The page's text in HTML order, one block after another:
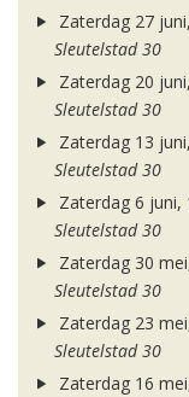
Zaterdag 27
Sleutelstad 30
Zaterdag 20
Sleutelstad 30
Zaterdag 13
Sleutelstad 30
Zaterdag 6 juni,
Sleutelstad 30
Zaterdag 30
Sleutelstad 30
Zaterdag 23
Sleutelstad 30
Zaterdag 16